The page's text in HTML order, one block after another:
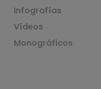
Infografías
Vídeos
Monográficos